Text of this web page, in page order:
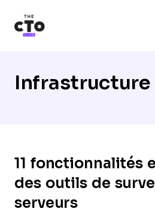
Infrastructure
11 fonctionnalités
des outils de
serveurs